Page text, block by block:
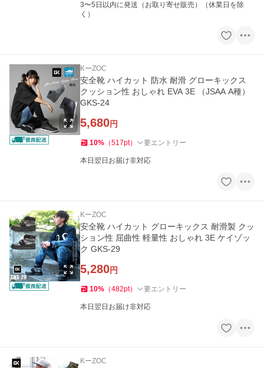
3〜5日以内に発送（お取り寄せ販売）（休業日を除
く）
KーZOC
安全靴 ハイカット 防水 耐滑 グローキックス
クッション性 おしゃれ EVA 3E （JSAA A種）
GKS-24
5,680円
10% （517pt） 要エントリー
本日翌日お届け非対応
KーZOC
安全靴 ハイカット グローキックス 耐滑製 クッ
ション性 屈曲性 軽量性 おしゃれ 3E ケイゾッ
ク GKS-29
5,280円
10% （482pt） 要エントリー
本日翌日お届け非対応
KーZOC